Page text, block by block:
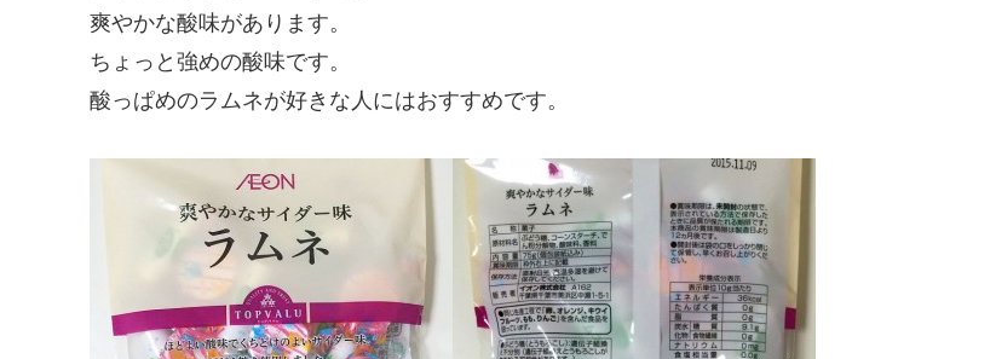
爽やかな酸味があります。
ちょっと強めの酸味です。
酸っぱめのラムネが好きな人にはおすすめです。